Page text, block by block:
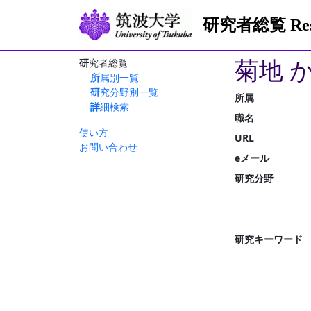
研究者総覧
研究者総覧
所属別一覧
研究分野別一覧
詳細検索
使い方
お問い合わせ
菊地
所属
職名
URL
eメール
研究分野
研究キーワード